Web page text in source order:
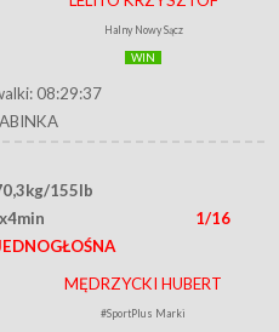
Halny Nowy Sącz
WIN
08:29:37
155lb
1/16
MĘDRZYCKI HUBERT
#SportPlus Marki